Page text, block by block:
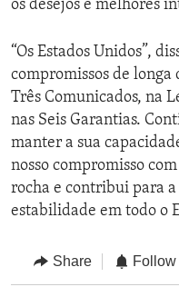
os desejos e melhores
“Os Estados Unidos”,
compromissos de
Três Comunicados, na
nas Seis Garantias.
manter a sua
nosso compromisso
rocha e contribui para
estabilidade em todo o
Share Follow